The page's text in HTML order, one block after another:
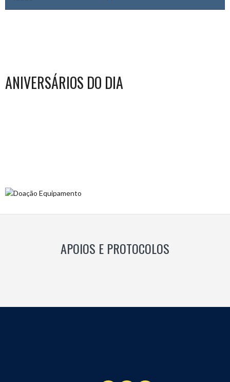
ANIVERSÁRIOS DO DIA
APOIOS E PROTOCOLOS